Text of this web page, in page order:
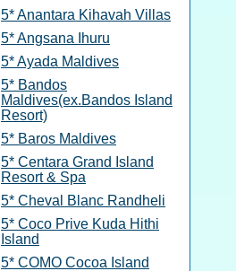
5* Anantara Kihavah Villas
5* Angsana Ihuru
5* Ayada Maldives
5* Bandos
Maldives(ex.Bandos Island
Resort)
5* Baros Maldives
5* Centara Grand Island
Resort & Spa
5* Cheval Blanc Randheli
5* Coco Prive Kuda Hithi
Island
5* COMO Cocoa Island